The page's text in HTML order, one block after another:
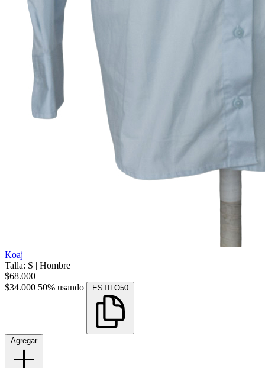
Koaj
Talla: S | Hombre
$68.000
$34.000 50% usando ESTILO50
Agregar